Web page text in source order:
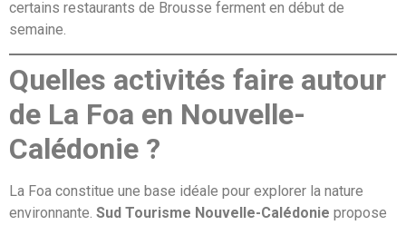
certains restaurants de Brousse ferment en début de
semaine.
Quelles activités faire autour
de La Foa en Nouvelle-
Calédonie ?
La Foa constitue une base idéale pour explorer la nature
environnante. Sud Tourisme Nouvelle-Calédonie propose